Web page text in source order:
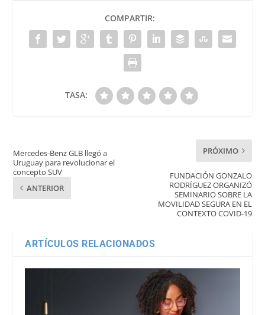
COMPARTIR:
TASA:
Mercedes-Benz GLB llegó a
Uruguay para revolucionar el
concepto SUV
ANTERIOR
PRÓXIMO
FUNDACIÓN GONZALO
RODRÍGUEZ ORGANIZÓ
SEMINARIO SOBRE LA
MOVILIDAD SEGURA EN EL
CONTEXTO COVID-19
ARTÍCULOS RELACIONADOS